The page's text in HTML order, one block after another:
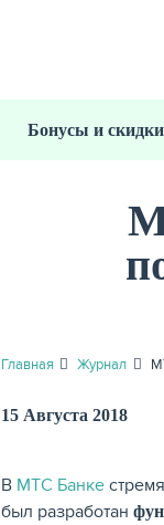
Бонусы и скидки
Главная Журнал
15 Августа 2018
В МТС Банке
был разработан